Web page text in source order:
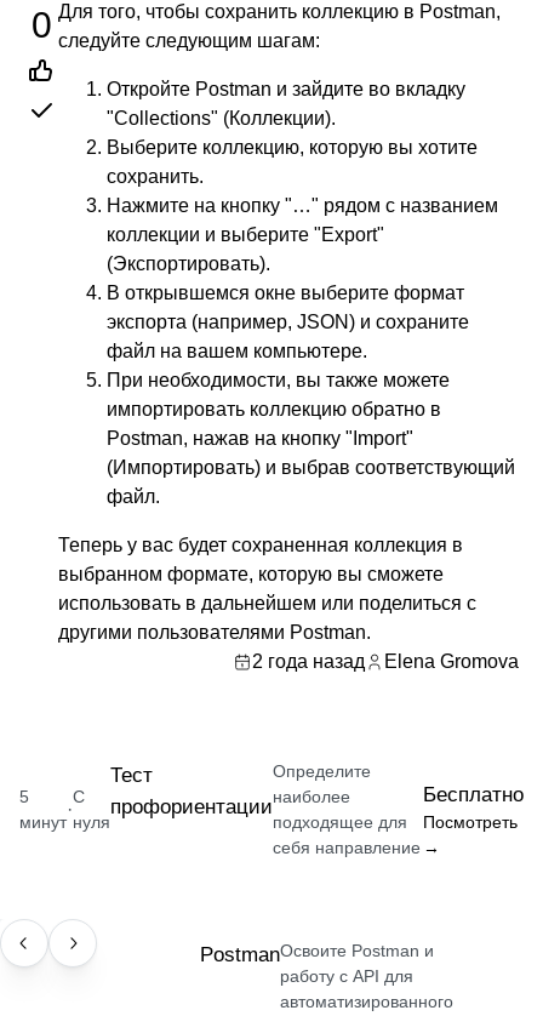
0 Для того, чтобы сохранить коллекцию в Postman,
следуйте следующим шагам:
Откройте Postman и зайдите во вкладку
"Collections" (Коллекции).
Выберите коллекцию, которую вы хотите
сохранить.
Нажмите на кнопку "…" рядом с названием
коллекции и выберите "Export"
(Экспортировать).
В открывшемся окне выберите формат
экспорта (например, JSON) и сохраните
файл на вашем компьютере.
При необходимости, вы также можете
импортировать коллекцию обратно в
Postman, нажав на кнопку "Import"
(Импортировать) и выбрав соответствующий
файл.
Теперь у вас будет сохраненная коллекция в
выбранном формате, которую вы сможете
использовать в дальнейшем или поделиться с
другими пользователями Postman.
2 года назад
Elena Gromova
5
минут
·
С
нуля
Тест
профориентации
Определите
наиболее
подходящее для
себя направление
Бесплатно
Посмотреть
→
НАВЫК PostmanОсвоите Postman и
работу с API для
автоматизированного